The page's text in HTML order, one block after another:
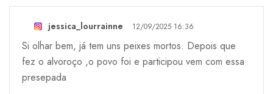
jessica_lourrainne 12/09/2025 16:36
Si olhar bem, já tem uns peixes mortos. Depois que
fez o alvoroço ,o povo foi e participou vem com essa
presepada